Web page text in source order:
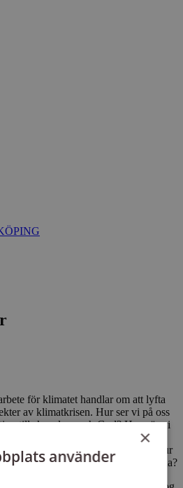
för klimatet handlar om att lyfta
av klimatkrisen. Hur ser vi på oss
till skapelsen och Gud? Hur gör vi
och praktiker som lyfter
av, pröva och utveckla? Hur
med barn, unga och/eller vuxna?
×
använder